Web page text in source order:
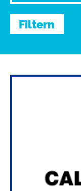
Filtern